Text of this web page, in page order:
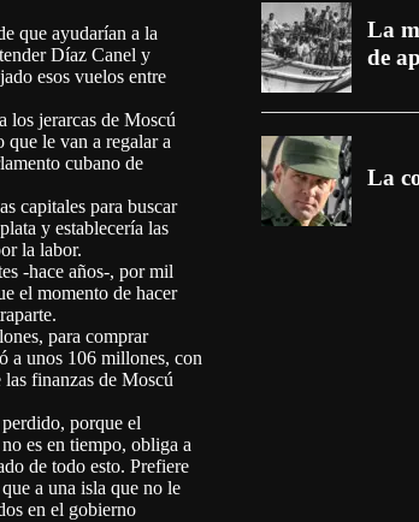
que ayudarían a la
Díaz Canel y
esos vuelos entre
los jerarcas de Moscú
le van a regalar a
cubano de
capitales para buscar
y establecería las
la labor.
-hace años-, por mil
el momento de hacer
para comprar
a unos 106 millones, con
finanzas de Moscú
porque el
es en tiempo, obliga a
de todo esto. Prefiere
a una isla que no le
en el gobierno